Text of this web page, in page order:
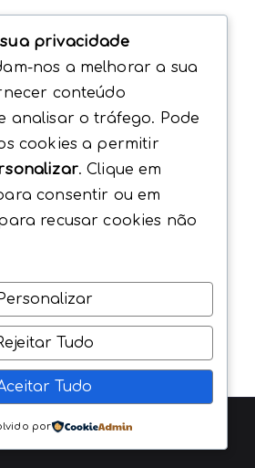
privacidade
nos a melhorar a sua
conteúdo
analisar o tráfego. Pode
cookies a permitir
. Clique em
consentir ou em
recusar cookies não
Tudo
Tudo
por